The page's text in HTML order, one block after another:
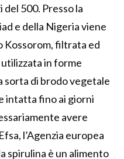
500. Presso la
e della Nigeria viene
Kossorom, filtrata ed
in forme
sorta di brodo vegetale
intatta fino ai giorni
avere
l’Agenzia europea
spirulina è un alimento